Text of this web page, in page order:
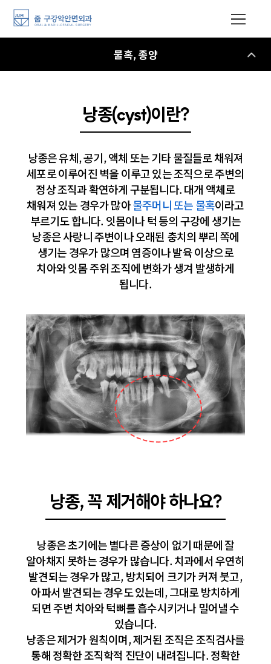
물혹, 종양
낭종(cyst)이란?
낭종은 유체, 공기, 액체 또는 기타 물질들로 채워져
세포로 이루어진 벽을 이루고 있는 조직으로 주변의
정상 조직과 확연하게 구분됩니다. 대개 액체로
채워져 있는 경우가 많아물주머니 또는 물혹이라고
부르기도 합니다. 잇몸이나 턱 등의 구강에 생기는
낭종은 사랑니 주변이나 오래된 충치의 뿌리 쪽에
생기는 경우가 많으며 염증이나 발육 이상으로
치아와 잇몸 주위 조직에 변화가 생겨 발생하게
됩니다.
낭종, 꼭 제거해야 하나요?
낭종은 초기에는 별다른 증상이 없기 때문에 잘
알아채지 못하는 경우가 많습니다. 치과에서 우연히
발견되는 경우가 많고, 방치되어 크기가 커져 붓고,
아파서 발견되는 경우도 있는데, 그대로 방치하게
되면 주변 치아와 턱뼈를 흡수시키거나 밀어낼 수
있습니다.
낭종은 제거가 원칙이며, 제거된 조직은 조직검사를
통해 정확한 조직학적 진단이 내려집니다. 정확한